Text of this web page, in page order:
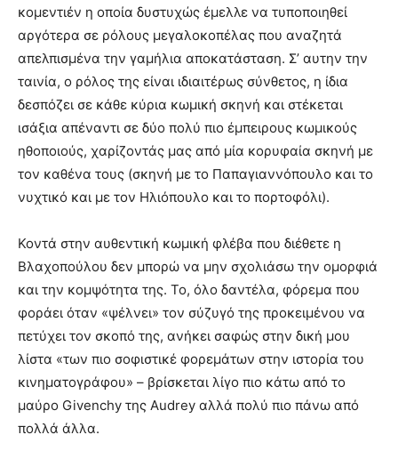
κομεντιέν η οποία δυστυχώς έμελλε να τυποποιηθεί
αργότερα σε ρόλους μεγαλοκοπέλας που αναζητά
απελπισμένα την γαμήλια αποκατάσταση. Σ’ αυτην την
ταινία, ο ρόλος της είναι ιδιαιτέρως σύνθετος, η ίδια
δεσπόζει σε κάθε κύρια κωμική σκηνή και στέκεται
ισάξια απέναντι σε δύο πολύ πιο έμπειρους κωμικούς
ηθοποιούς, χαρίζοντάς μας από μία κορυφαία σκηνή με
τον καθένα τους (σκηνή με το Παπαγιαννόπουλο και το
νυχτικό και με τον Ηλιόπουλο και το πορτοφόλι).
Κοντά στην αυθεντική κωμική φλέβα που διέθετε η
Βλαχοπούλου δεν μπορώ να μην σχολιάσω την ομορφιά
και την κομψότητα της. Το, όλο δαντέλα, φόρεμα που
φοράει όταν «ψέλνει» τον σύζυγό της προκειμένου να
πετύχει τον σκοπό της, ανήκει σαφώς στην δική μου
λίστα «των πιο σοφιστικέ φορεμάτων στην ιστορία του
κινηματογράφου» – βρίσκεται λίγο πιο κάτω από το
μαύρο Givenchy της Audrey αλλά πολύ πιο πάνω από
πολλά άλλα.